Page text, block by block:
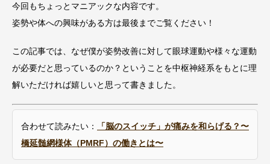
今回もちょっとマニアックな内容です。
姿勢や体への興味がある方は最後までご覧ください！
この記事では、なぜ僕が姿勢改善に対して眼球運動や様々な運動
が必要だと思っているのか？ということを中枢神経系をもとに理
解いただければ嬉しいと思って書きました。
合わせて読みたい：
「脳のスイッチ」が痛みを和らげる？〜
橋延髄網様体（PMRF）の働きとは〜